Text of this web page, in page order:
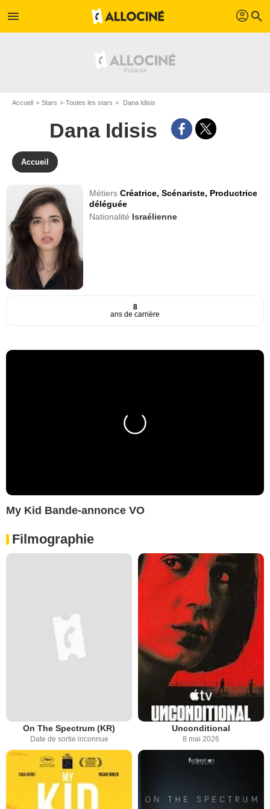
menu profil search
Accueil Stars Toutes les stars Dana Idisis
Dana Idisis
Accueil
MétiersCréatrice,Scénariste, Productrice
déléguée
Nationalité Israélienne
8
ans de carrière
My Kid Bande-annonce VO
Filmographie
On The Spectrum (KR)
Date de sortie inconnue
Unconditional
8 mai 2026